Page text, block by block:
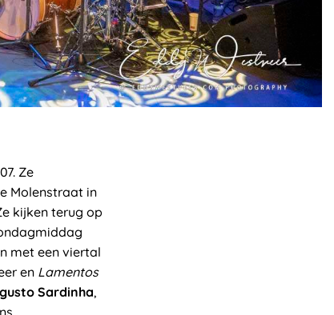
Ze
Molenstraat in
kijken terug op
met een viertal
en Lamentos
Sardinha,